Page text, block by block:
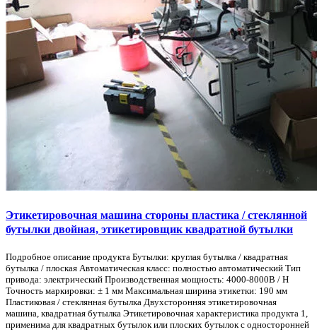
Этикетировочная машина стороны пластика / стеклянной
бутылки двойная, этикетировщик квадратной бутылки
Подробное описание продукта Бутылки: круглая бутылка / квадратная
бутылка / плоская Автоматическая класс: полностью автоматический Тип
привода: электрический Производственная мощность: 4000-8000B / H
Точность маркировки: ± 1 мм Максимальная ширина этикетки: 190 мм
Пластиковая / стеклянная бутылка Двухсторонняя этикетировочная
машина, квадратная бутылка Этикетировочная характеристика продукта 1,
применима для квадратных бутылок или плоских бутылок с односторонней